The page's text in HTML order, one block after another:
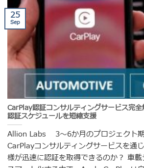
CarPlay認証コンサルティングサービス完
認証スケジュールを短縮支援
Allion Labs 3〜6か月のプロジェクト期
CarPlayコンサルティングサービスを通
様が迅速に認証を取得できるのか？ 車
25
Sep